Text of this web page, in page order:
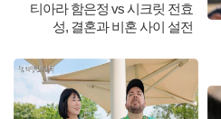
티아라 함은정 vs 시크릿 전효
성, 결혼과 비혼 사이 설전